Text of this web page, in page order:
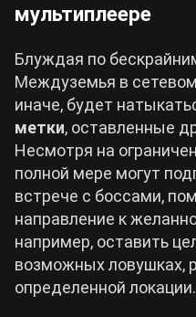
мультиплеере
Блуждая по
Междуземья в
иначе, будет
метки, оставленные
Несмотря на
полной мере могут
встрече с боссами,
направление к
например, оставить
возможных ловушках,
определенной локации.